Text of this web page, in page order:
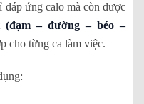
đáp ứng calo mà còn được
– đường – béo –
cho từng ca làm việc.